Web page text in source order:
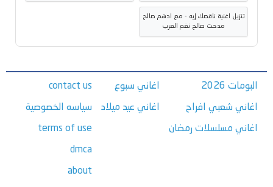
تنزيل اغنية ناقصك إيه - مع ادهم صالح
مدحت صالح نغم العرب
البومات 2026
اغاني شعبي افراح
اغاني مسلسلات رمضان
اغاني سبوع
اغاني عيد ميلاد
contact us
سياسه الخصوصية
terms of use
dmca
about